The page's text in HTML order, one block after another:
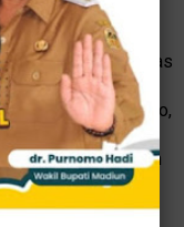
Jajaran Bapas
Pemerintahan
Kadis Kominfo,
lainnya. Demikian
Kominfo Kabupaten